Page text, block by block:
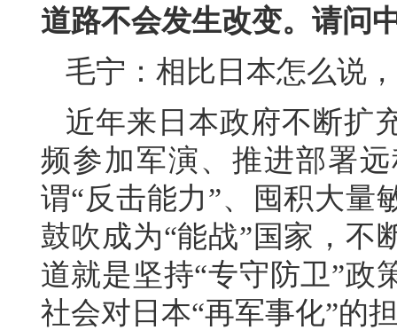
道路不会发生改变。请问
毛宁：相比日本怎么说
近年来日本政府不断扩
频参加军演、推进部署
谓“反击能力”、囤积大量
鼓吹成为“能战”国家，不
道就是坚持“专守防卫”政
社会对日本“再军事化”的